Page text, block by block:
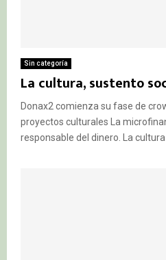
Sin categoría
La cultura, sustento
Donax2 comienza su fase de
proyectos culturales La
responsable del dinero. La cultura